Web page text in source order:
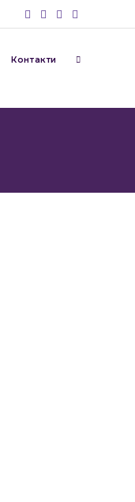
Контакти